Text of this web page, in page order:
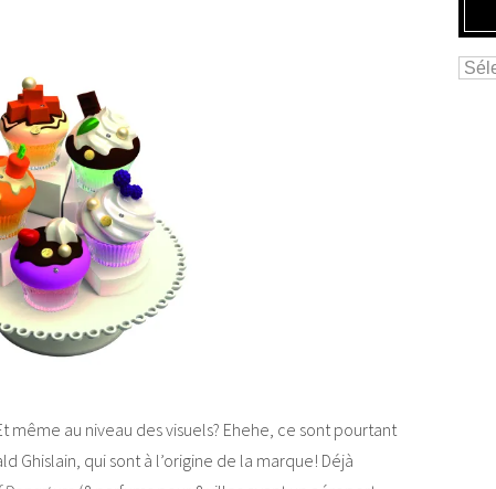
même au niveau des visuels? Ehehe, ce sont pourtant
Ghislain, qui sont à l’origine de la marque! Déjà